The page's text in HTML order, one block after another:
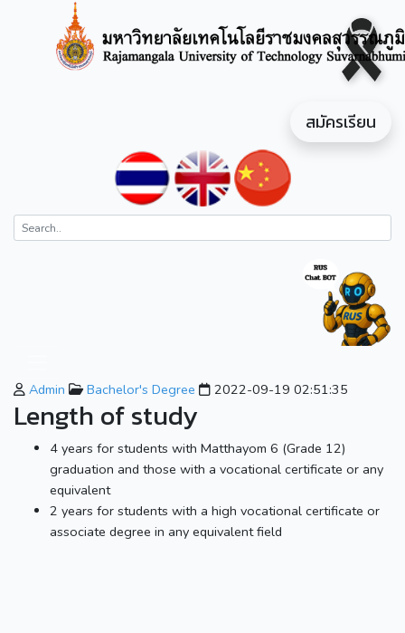
สมัครเรียน
Admin Bachelor's Degree 2022-09-19 02:51:35
Length of study
4 years for students with Matthayom 6 (Grade 12)
graduation and those with a vocational certificate or any
equivalent
2 years for students with a high vocational certificate or
associate degree in any equivalent field